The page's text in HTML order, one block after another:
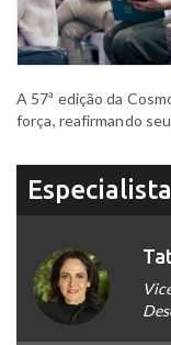
A 57ª edição da
força, reafirmando